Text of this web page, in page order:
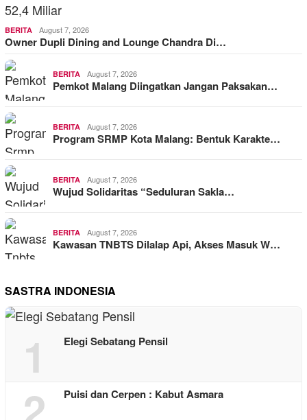
BERITA August 7, 2026
Owner Dupli Dining and Lounge Chandra Di…
BERITA August 7, 2026
Pemkot Malang Diingatkan Jangan Paksakan…
BERITA August 7, 2026
Program SRMP Kota Malang: Bentuk Karakte…
BERITA August 7, 2026
Wujud Solidaritas “Seduluran Sakla…
BERITA August 7, 2026
Kawasan TNBTS Dilalap Api, Akses Masuk W…
SASTRA INDONESIA
1 Elegi Sebatang Pensil
Puisi dan Cerpen : Kabut Asmara